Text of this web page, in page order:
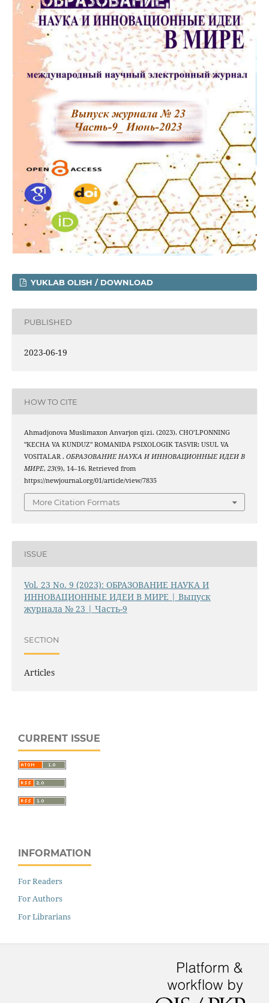
YUKLAB OLISH / DOWNLOAD
PUBLISHED
2023-06-19
HOW TO CITE
Ahmadjonova Muslimaxon Anvarjon qizi. (2023). CHO’LPONNING
"KECHA VA KUNDUZ" ROMANIDA PSIXOLOGIK TASVIR: USUL VA
VOSITALAR . ОБРАЗОВАНИЕ НАУКА И ИННОВАЦИОННЫЕ ИДЕИ В
МИРЕ, 23(9), 14–16. Retrieved from
https://newjournal.org/01/article/view/7835
More Citation Formats
ISSUE
Vol. 23 No. 9 (2023): ОБРАЗОВАНИЕ НАУКА И
ИННОВАЦИОННЫЕ ИДЕИ В МИРЕ | Выпуск
журнала № 23 | Часть-9
SECTION
Articles
CURRENT ISSUE
INFORMATION
For Readers
For Authors
For Librarians